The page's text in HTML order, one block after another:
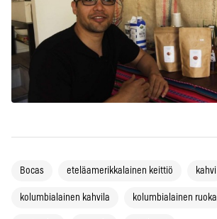
Bocas eteläamerikkalainen keittiö kahvi
kolumbialainen kahvila kolumbialainen ruoka